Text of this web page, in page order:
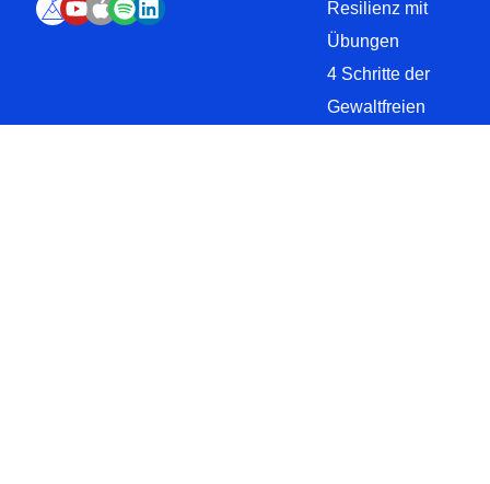
Resilienz mit
Übungen
4 Schritte der
Gewaltfreien